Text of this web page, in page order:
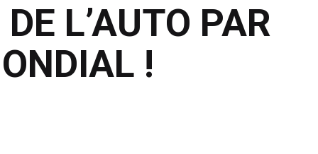
L’AUTO PAR
!